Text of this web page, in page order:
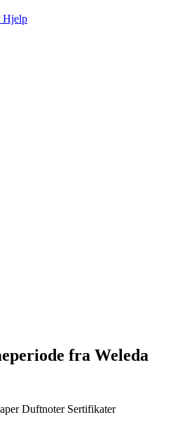
Hjelp
fra Weleda
Duftnoter Sertifikater